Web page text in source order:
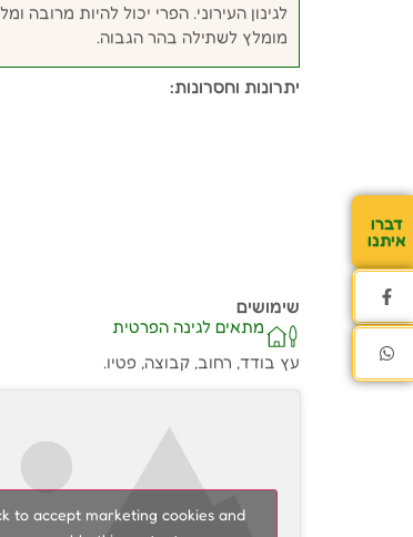
לגינון העירוני. הפרי יכול להיות
מומלץ לשתילה בהר הגבוה.
יתרונות וחסרונות:
שימושים
מתאים לגינה הפרטית
עץ בודד, רחוב, קבוצה, פטיו.
to accept marketing cookies and
דברו
איתנו